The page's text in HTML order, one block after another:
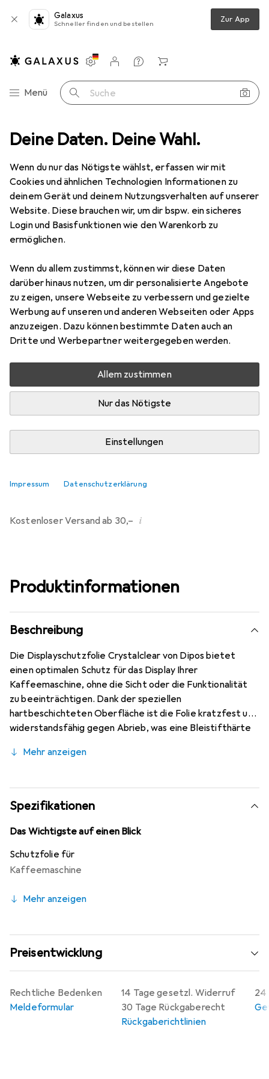
Deine Daten. Deine Wahl.
Wenn du nur das Nötigste wählst, erfassen wir mit
Cookies und ähnlichen Technologien Informationen zu
deinem Gerät und deinem Nutzungsverhalten auf unserer
Website. Diese brauchen wir, um dir bspw. ein sicheres
Login und Basisfunktionen wie den Warenkorb zu
ermöglichen.
Wenn du allem zustimmst, können wir diese Daten
darüber hinaus nutzen, um dir personalisierte Angebote
zu zeigen, unsere Webseite zu verbessern und gezielte
Werbung auf unseren und anderen Webseiten oder Apps
anzuzeigen. Dazu können bestimmte Daten auch an
Dritte und Werbepartner weitergegeben werden.
Allem zustimmen
Nur das Nötigste
Einstellungen
Impressum Datenschutzerklärung
Galaxus
Schneller finden und bestellen Zur App
Navigation nach Kategorien
Menü Suche
Einstellungen
Kundenkonto
Vergleichslisten
Merklisten
Warenkorb
Geräte Schutzfolie Dipos Displayschutzfolie Crystalclear
4 Bilder
DiposDisplayschutzfolie Crystalclear
EUR
14,49
121
Bewertungen
Mehr als 10 Stück an Lager beim Drittanbieter
Lieferort angeben für genaue Lieferzeit
In den Warenkorb
Vergleichen
Kostenloser Versand ab 30,– i
Produktinformationen
Beschreibung
Die Displayschutzfolie Crystalclear von Dipos bietet
einen optimalen Schutz für das Display Ihrer
Kaffeemaschine, ohne die Sicht oder die Funktionalität
zu beeinträchtigen. Dank der speziellen
hartbeschichteten Oberfläche ist die Folie kratzfest und
widerstandsfähig gegen Abrieb, was eine Bleistifthärte
sorgt für eine optimale Randhaftung und Formstabilität,
Longhi Dinamica 352.55 passt. Die Montage ist
kinderleicht und erfolgt blasenfrei, da die Folie sich beim
Auftragen selbstständig an das Display anpasst. Zudem
ist die Folie jederzeit rückstandsfrei entfernbar.
Qualität und faire Produktionsbedingungen.
Mehr anzeigen
Spezifikationen
Das Wichtigste auf einen Blick
Schutzfolie für
Kaffeemaschine
Mehr anzeigen
Preisentwicklung
14 Tage gesetzl. Widerruf
30 Tage Rückgaberecht
Rückgaberichtlinien
24
Rechtliche Bedenken
Meldeformular